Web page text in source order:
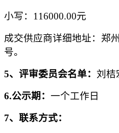
小写： 116000.00元
成交供应商详细地址：郑
号。
5、评审委员会名单： 刘桔
6.公示期 ： 一个工作日
7、联系方式：